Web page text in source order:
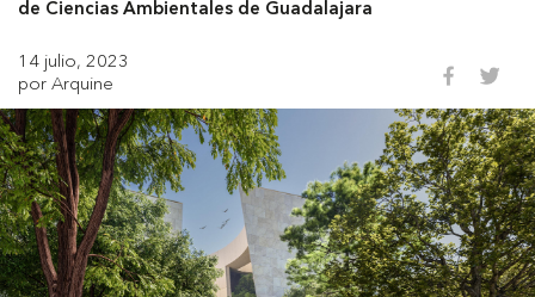
de Ciencias Ambientales de Guadalajara
14 julio, 2023
por Arquine